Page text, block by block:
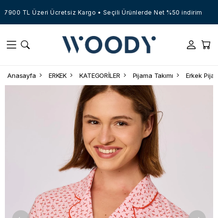
TL Üzeri Ücretsiz Kargo • Seçili Ürünlerde Net %50 indirim
Anasayfa ERKEK KATEGORİLER Pijama Takımı Erkek